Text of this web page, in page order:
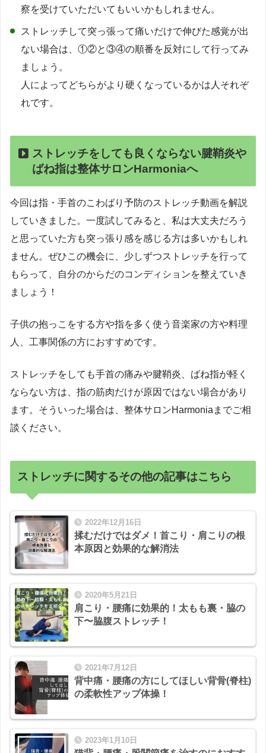
察を受けていただいてもいいかもしれません。
ストレッチして突っ張って痛いだけで伸びた感覚が出
ない場合は、①②と③④の順番を反対にして行ってみ
ましょう。
人によってどちらがより硬くなっているかは人それぞ
れです。
ストレッチをしても良くならない腱鞘炎や
ばね指は整体サロンHarmoniaへ
今回は指・手首のこわばり予防のストレッチ動画を解説
していきました。一度試してみると、私は大丈夫だろう
と思っていた方も突っ張り感を感じる方は多いかもしれ
ません。ぜひこの機会に、少しずつストレッチを行って
もらって、自分のからだのコンディションを整えていき
ましょう！
子供の抱っこをする方や指を多く使う音楽家の方や料理
人、工事関係の方におすすめです。
ストレッチをしても手首の痛みや腱鞘炎、ばね指が軽く
ならない方は、指の筋肉だけが原因ではない場合があり
ます。そういった場合は、整体サロンHarmoniaまでご相
談ください。
ストレッチに関するその他の記事はこちら
2022年12月16日
揉むだけではダメ！首こり・肩こりの根
本原因と効果的な解消法
2020年5月21日
肩こり・腰痛に効果的！太もも裏・脇の
下〜脇腹ストレッチ！
2021年7月12日
背中痛・腰痛の方にしてほしい背骨(脊柱)
の柔軟性アップ体操！
2023年1月10日